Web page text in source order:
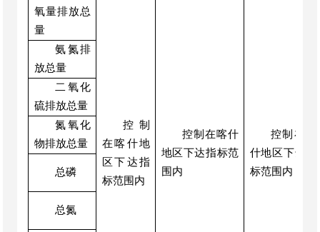
氧量排放总
量
控制
在喀什地
区下达指
标范围内
控制在喀什
地区下达指标范
围内
控制在喀
什地区下达指
标范围内
氨氮排
放总量
二氧化
硫排放总量
氮氧化
物排放总量
总磷
总氮